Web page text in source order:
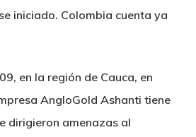
iniciado. Colombia cuenta ya
en la región de Cauca, en
AngloGold Ashanti tiene
dirigieron amenazas al